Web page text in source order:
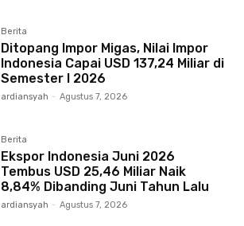
Berita
Ditopang Impor Migas, Nilai Impor
Indonesia Capai USD 137,24 Miliar di
Semester I 2026
ardiansyah - Agustus 7, 2026
Berita
Ekspor Indonesia Juni 2026
Tembus USD 25,46 Miliar Naik
8,84% Dibanding Juni Tahun Lalu
ardiansyah - Agustus 7, 2026